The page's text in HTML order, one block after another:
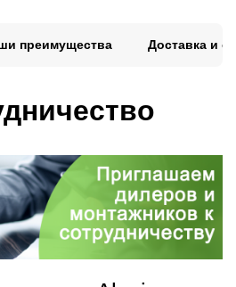
преимущества Доставка и